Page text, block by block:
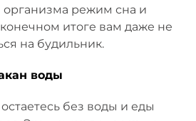
организма режим сна и
итоге вам даже не
на будильник.
воды
без воды и еды